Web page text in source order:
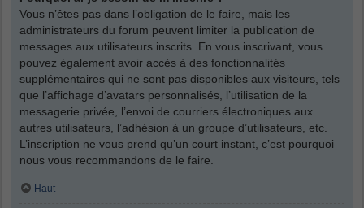
Vous n’êtes pas dans l’obligation de le faire, mais les
administrateurs du forum peuvent limiter la publication de
messages aux utilisateurs inscrits. En vous inscrivant, vous
pouvez également avoir accès à des fonctionnalités
supplémentaires qui ne sont pas disponibles aux visiteurs, tels
que l’affichage d’avatars personnalisés, l’utilisation de la
messagerie privée, l’envoi de courriers électroniques aux
autres utilisateurs, l’adhésion à un groupe d’utilisateurs, etc.
L’inscription ne vous prend qu’un court instant, c’est pourquoi
nous vous recommandons de le faire.
Haut